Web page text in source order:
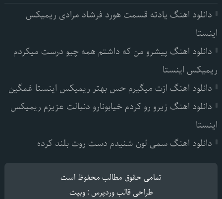
دانلود اهنگ یادته قسمت هورد فرشاد مرادی ریمیکس
اینستا
دانلود اهنگ پیشرو من که داشتم همه چیو درست میکردم
ریمیکس اینستا
دانلود اهنگ ازت میگیرم حس بهتر ریمیکس اینستا غمگین
دانلود اهنگ زیرو رو کردم خیابونارو دنبالت عزیزم ریمیکس
اینستا
دانلود اهنگ سمی لون شنیدم دست روت بلند کرده
تمامی حقوق مطالب محفوظ است
طراحی قالب وردپرس:وبیت